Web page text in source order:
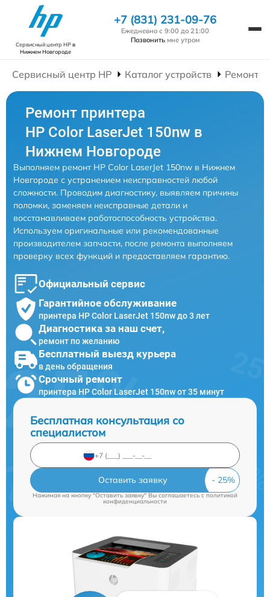
Сервисный центр HPв
Нижнем Новгороде
+7 (831) 231-09-76
Ежедневно с 9:00 до 21:00
Позвонить мне утром
Сервисный центр HP Каталог устройств Ремонт
Ремонт принтера
HP Color LaserJet 150nw в
Нижнем Новгороде
Выполняем ремонт HP Color LaserJet 150nw в Нижнем
Новгороде с устранением неисправностей любой
сложности. Проводим диагностику, выявляем причины
поломки, заменяем неисправные детали и
восстанавливаем работоспособность устройства.
Используем оригинальные или рекомендованные
производителем запчасти, после ремонта выполняем
проверку всех функций и предоставляем гарантию.
Официальный сервис
Гарантийное обслуживание
принтера HP Color LaserJet 150nw до 3 лет
Диагностика за наш счет,
ремонт по желанию
Бесплатный выезд курьера
в день обращения
Срочный ремонт
принтера HP Color LaserJet 150nw от 35 минут
Бесплатная консультация со
специалистом
Оставить заявку
Нажимая на кнопку "Оставить заявку" Вы соглашаетесь cполитикой
конфиденциальности